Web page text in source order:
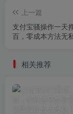
上一篇
支付宝骚操作一天
百，零成本方法无
相关推荐